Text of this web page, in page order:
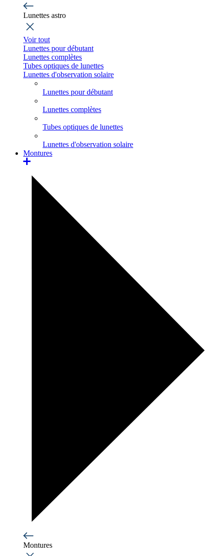
Lunettes astro
Voir tout
Lunettes pour débutant
Lunettes complètes
Tubes optiques de lunettes
Lunettes d'observation solaire
Lunettes pour débutant
Lunettes complètes
Tubes optiques de lunettes
Lunettes d'observation solaire
Montures
Montures